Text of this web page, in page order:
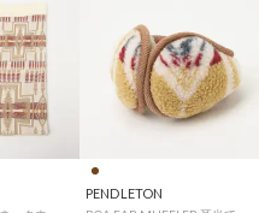
PENDLETON